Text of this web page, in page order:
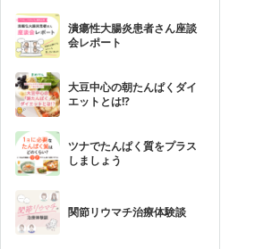
潰瘍性大腸炎患者さん座談
会レポート
大豆中心の朝たんぱくダイ
エットとは!?
ツナでたんぱく質をプラス
しましょう
関節リウマチ治療体験談